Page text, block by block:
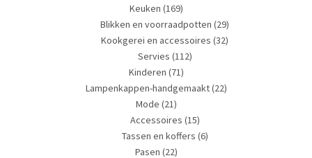
Keuken (169)
Blikken en voorraadpotten (29)
Kookgerei en accessoires (32)
Servies (112)
Kinderen (71)
Lampenkappen-handgemaakt(22)
Mode (21)
Accessoires (15)
Tassen en koffers (6)
Pasen (22)